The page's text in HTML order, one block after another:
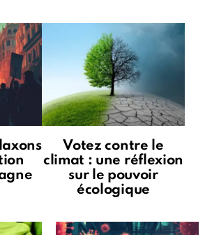
Votez contre le
climat : une réflexion
sur le pouvoir
écologique